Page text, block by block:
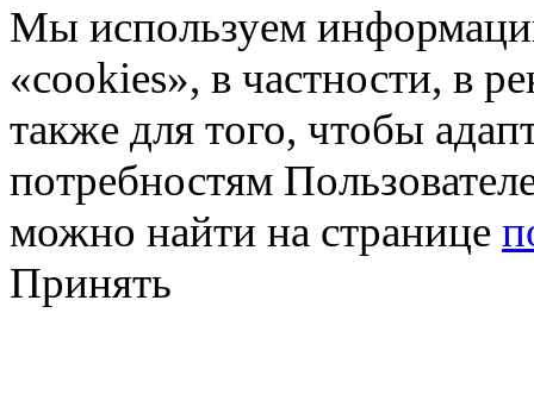
Мы используем
«cookies», в частности, в
также для того, чтобы
потребностям
можно найти на странице
Принять